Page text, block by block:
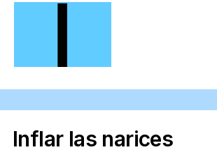
Inflar las narices